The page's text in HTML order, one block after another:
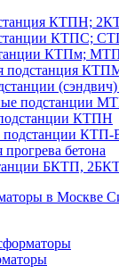
КТПН;
КТПС;
КТПм;
подстанция
подстанции
КТПН
подстанции
бетона
БКТП,